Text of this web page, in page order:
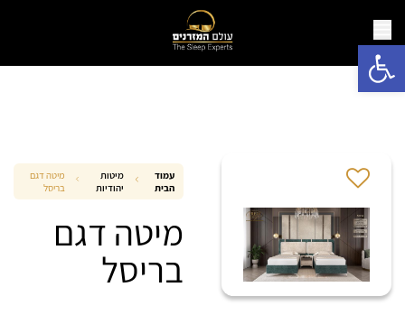
פתח סרגל נגישות
עמוד
הבית
מיטות
יהודיות
מיטה דגם
בריסל
מיטה דגם
בריסל